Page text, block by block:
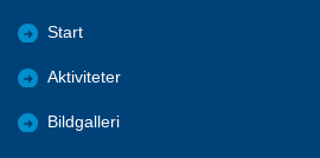
Start
Aktiviteter
Bildgalleri